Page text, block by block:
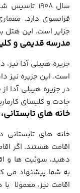
سال ۱۹۰۸
فرانسوی دارد.
جزاير است. اين هتل
مدرسه قديمی و
جزیره هیبلی آدا
است. این جزیره نیز
در جزیره هیبلی آدا
جادت و کلیسای
خانه هاي
خانه هاي تابستاني
اقامت هستند. اگر
دهيد، سوئيت ها و
به شما پيشنهاد مي
اقامت نيز، معمولا